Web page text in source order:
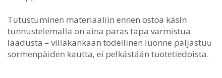
Tutustuminen materiaaliin ennen ostoa käsin
tunnustelemalla on aina paras tapa varmistua
laadusta – villakankaan todellinen luonne paljastuu
sormenpäiden kautta, ei pelkästään tuotetiedoista.